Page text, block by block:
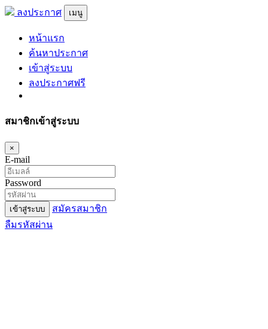
ลงประกาศ เมนู
หน้าแรก
ค้นหาประกาศ
เข้าสู่ระบบ
ลงประกาศฟรี
สมาชิกเข้าสู่ระบบ
×
E-mail
Password
เข้าสู่ระบบ
สมัครสมาชิก
ลืมรหัสผ่าน